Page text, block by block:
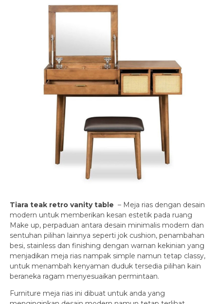
Tiara teak retro vanity table – Meja rias dengan desain
modern untuk memberikan kesan estetik pada ruang
Make up, perpaduan antara desain minimalis modern dan
sentuhan pilihan lainnya seperti jok cushion, penambahan
besi, stainless dan finishing dengan warnan kekinian yang
menjadikan meja rias nampak simple namun tetap classy,
untuk menambah kenyaman duduk tersedia pilihan kain
beraneka ragam menyesuaikan permintaan.
Furniture meja rias ini dibuat untuk anda yang